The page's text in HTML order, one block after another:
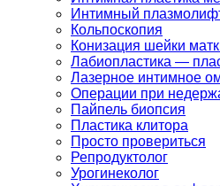
Интимный
Кольпоскопия
Конизация шейки
Лабиопластика —
Лазерное интимное
Операции при
Пайпель биопсия
Пластика клитора
Просто провериться
Репродуктолог
Урогинеколог